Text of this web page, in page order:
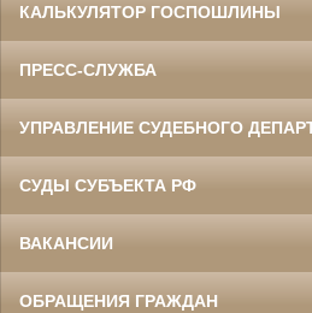
КАЛЬКУЛЯТОР ГОСПОШЛИНЫ
ПРЕСС-СЛУЖБА
УПРАВЛЕНИЕ СУДЕБНОГО
СУДЫ СУБЪЕКТА РФ
ВАКАНСИИ
ОБРАЩЕНИЯ ГРАЖДАН